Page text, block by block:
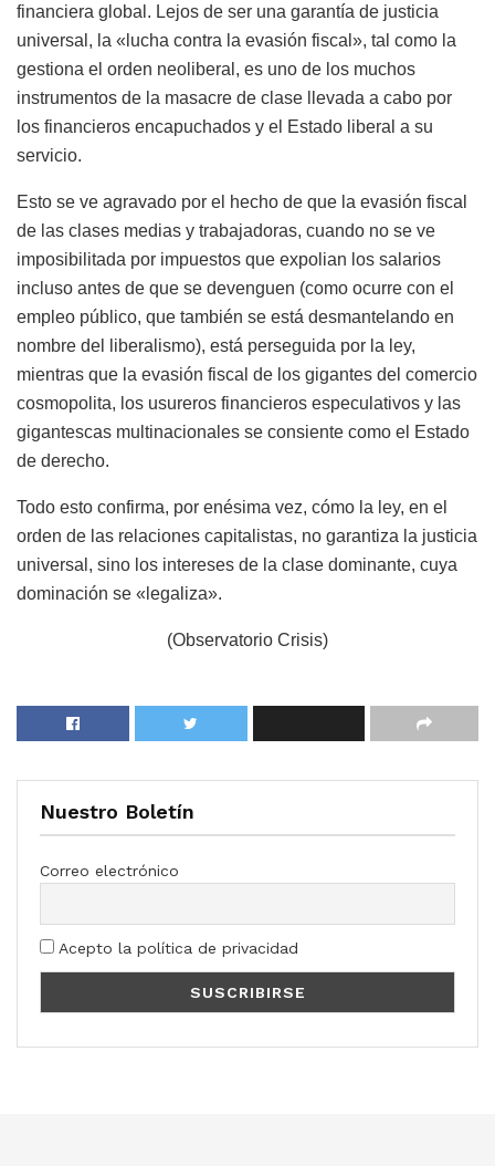
financiera global. Lejos de ser una garantía de justicia
universal, la «lucha contra la evasión fiscal», tal como la
gestiona el orden neoliberal, es uno de los muchos
instrumentos de la masacre de clase llevada a cabo por
los financieros encapuchados y el Estado liberal a su
servicio.
Esto se ve agravado por el hecho de que la evasión fiscal
de las clases medias y trabajadoras, cuando no se ve
imposibilitada por impuestos que expolian los salarios
incluso antes de que se devenguen (como ocurre con el
empleo público, que también se está desmantelando en
nombre del liberalismo), está perseguida por la ley,
mientras que la evasión fiscal de los gigantes del comercio
cosmopolita, los usureros financieros especulativos y las
gigantescas multinacionales se consiente como el Estado
de derecho.
Todo esto confirma, por enésima vez, cómo la ley, en el
orden de las relaciones capitalistas, no garantiza la justicia
universal, sino los intereses de la clase dominante, cuya
dominación se «legaliza».
(Observatorio Crisis)
Nuestro Boletín
Correo electrónico
Acepto la política de privacidad